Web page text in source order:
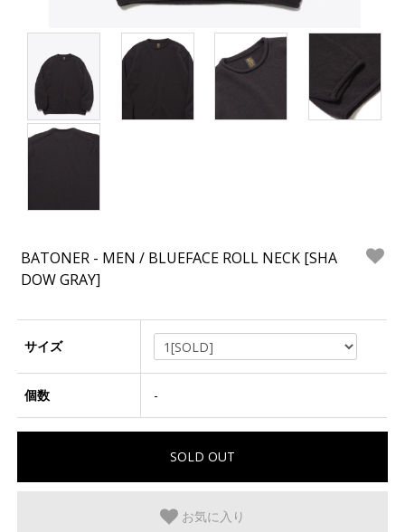
BATONER - MEN / BLUEFACE ROLL NECK [SHA
DOW GRAY]
サイズ
個数 -
お気に入り